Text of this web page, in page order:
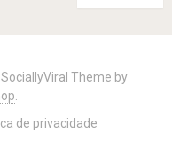
|SociallyViral Theme by
de privacidade